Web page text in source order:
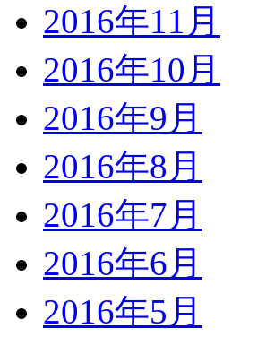
2016年11月
2016年10月
2016年9月
2016年8月
2016年7月
2016年6月
2016年5月